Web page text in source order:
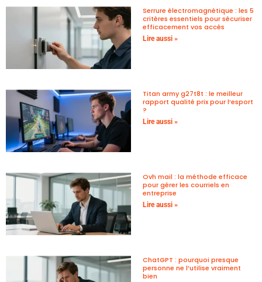
Serrure électromagnétique : les 5
critères essentiels pour sécuriser
efficacement vos accès
Lire aussi »
Titan army g27t8t : le meilleur
rapport qualité prix pour l’esport
?
Lire aussi »
Ovh mail : la méthode efficace
pour gérer les courriels en
entreprise
Lire aussi »
ChatGPT : pourquoi presque
personne ne l’utilise vraiment
bien